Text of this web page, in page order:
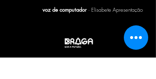
voz de computador · Elisabete Apresentação